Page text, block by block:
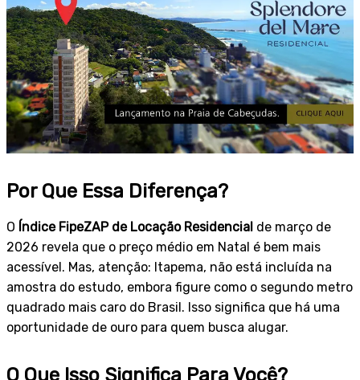
Por Que Essa Diferença?
O Índice FipeZAP de Locação Residencial de março de
2026 revela que o preço médio em Natal é bem mais
acessível. Mas, atenção: Itapema, não está incluída na
amostra do estudo, embora figure como o segundo metro
quadrado mais caro do Brasil. Isso significa que há uma
oportunidade de ouro para quem busca alugar.
O Que Isso Significa Para Você?